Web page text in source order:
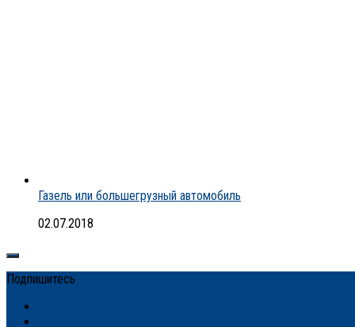
Газель или большегрузный автомобиль
02.07.2018
Подпишитесь